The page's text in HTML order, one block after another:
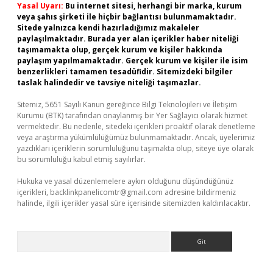
Yasal Uyarı: Bu internet sitesi, herhangi bir marka, kurum
veya şahıs şirketi ile hiçbir bağlantısı bulunmamaktadır.
Sitede yalnızca kendi hazırladığımız makaleler
paylaşılmaktadır. Burada yer alan içerikler haber niteliği
taşımamakta olup, gerçek kurum ve kişiler hakkında
paylaşım yapılmamaktadır. Gerçek kurum ve kişiler ile isim
benzerlikleri tamamen tesadüfidir. Sitemizdeki bilgiler
taslak halindedir ve tavsiye niteliği taşımazlar.
Sitemiz, 5651 Sayılı Kanun gereğince Bilgi Teknolojileri ve İletişim
Kurumu (BTK) tarafından onaylanmış bir Yer Sağlayıcı olarak hizmet
vermektedir. Bu nedenle, sitedeki içerikleri proaktif olarak denetleme
veya araştırma yükümlülüğümüz bulunmamaktadır. Ancak, üyelerimiz
yazdıkları içeriklerin sorumluluğunu taşımakta olup, siteye üye olarak
bu sorumluluğu kabul etmiş sayılırlar.
Hukuka ve yasal düzenlemelere aykırı olduğunu düşündüğünüz
içerikleri, backlinkpanelicomtr@gmail.com adresine bildirmeniz
halinde, ilgili içerikler yasal süre içerisinde sitemizden kaldırılacaktır.